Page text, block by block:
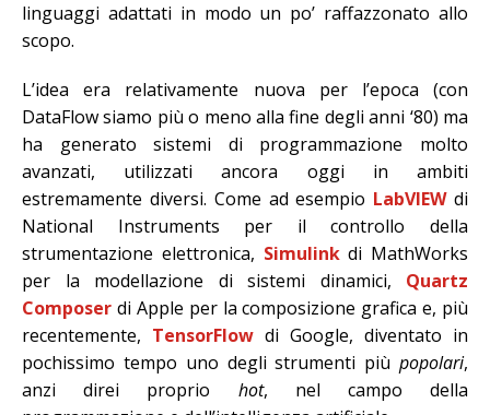
linguaggi adattati in modo un po’ raffazzonato allo
scopo.
L’idea era relativamente nuova per l’epoca (con
DataFlow siamo più o meno alla fine degli anni ‘80) ma
ha generato sistemi di programmazione molto
avanzati, utilizzati ancora oggi in ambiti
estremamente diversi. Come ad esempio LabVIEWdi
National Instruments per il controllo della
strumentazione elettronica, Simulinkdi MathWorks
per la modellazione di sistemi dinamici, Quartz
Composer di Apple per la composizione grafica e, più
recentemente, TensorFlow di Google, diventato in
pochissimo tempo uno degli strumenti più popolari,
anzi direi proprio hot, nel campo della